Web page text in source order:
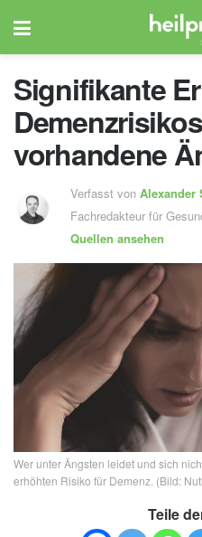
Signifikante
vorhandene
Verfasst vonAlexander
Fachredakteur für
Quellen ansehen
Wer unter Ängsten leidet und sich
erhöhten Risiko für Demenz. (Bild:
Teile